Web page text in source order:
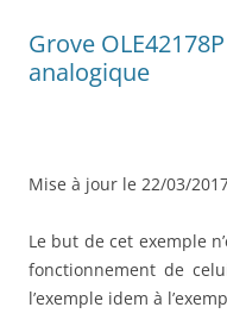
Grove
analogique
Mise à jour le 22/03/
Le but de cet exemple
fonctionnement de
l’exemple idem à